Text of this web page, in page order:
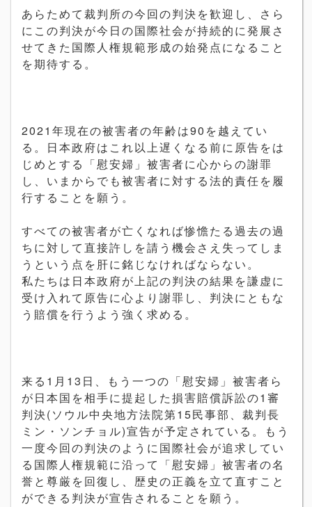
あらためて裁判所の今回の判決を歓迎し、さら
にこの判決が今日の国際社会が持続的に発展さ
せてきた国際人権規範形成の始発点になること
を期待する。
2021年現在の被害者の年齢は90を越えてい
る。日本政府はこれ以上遅くなる前に原告をは
じめとする「慰安婦」被害者に心からの謝罪
し、いまからでも被害者に対する法的責任を履
行することを願う。
すべての被害者が亡くなれば惨憺たる過去の過
ちに対して直接許しを請う機会さえ失ってしま
うという点を肝に銘じなければならない。
私たちは日本政府が上記の判決の結果を謙虚に
受け入れて原告に心より謝罪し、判決にともな
う賠償を行うよう強く求める。
来る1月13日、もう一つの「慰安婦」被害者ら
が日本国を相手に提起した損害賠償訴訟の1審
判決(ソウル中央地方法院第15民事部、裁判長
ミン・ソンチョル)宣告が予定されている。もう
一度今回の判決のように国際社会が追求してい
る国際人権規範に沿って「慰安婦」被害者の名
誉と尊厳を回復し、歴史の正義を立て直すこと
ができる判決が宣告されることを願う。